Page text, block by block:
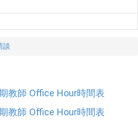
談
教師 Office Hour時間表
教師 Office Hour時間表